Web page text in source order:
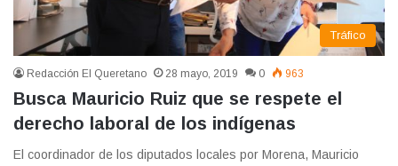
Tráfico
Redacción El Queretano 28 mayo, 2019 0 963
Busca Mauricio Ruiz que se respete el
derecho laboral de los indígenas
El coordinador de los diputados locales por Morena, Mauricio